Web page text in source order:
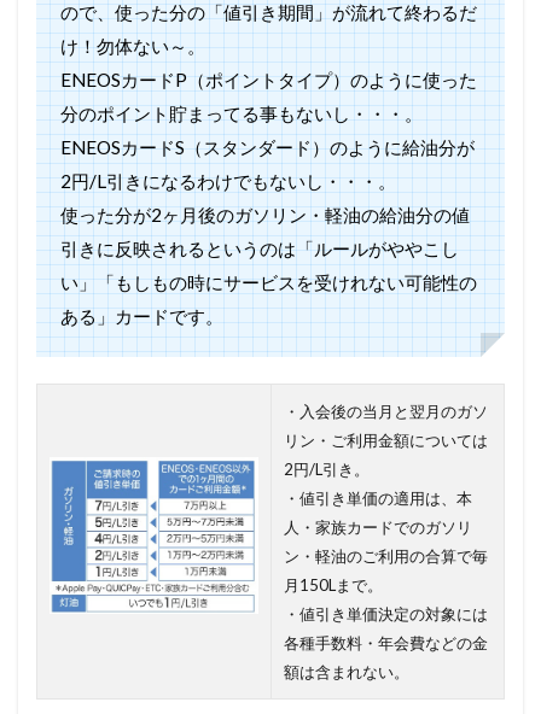
ので、使った分の「値引き期間」が流れて終わるだ
け！勿体ない～。
ENEOSカードP（ポイントタイプ）のように使った
分のポイント貯まってる事もないし・・・。
ENEOSカードS（スタンダード）のように給油分が
2円/L引きになるわけでもないし・・・。
使った分が2ヶ月後のガソリン・軽油の給油分の値
引きに反映されるというのは「ルールがややこし
い」「もしもの時にサービスを受けれない可能性の
ある」カードです。
・入会後の当月と翌月のガソ
リン・ご利用金額については
2円/L引き。
・値引き単価の適用は、本
人・家族カードでのガソリ
ン・軽油のご利用の合算で毎
月150Lまで。
・値引き単価決定の対象には
各種手数料・年会費などの金
額は含まれない。